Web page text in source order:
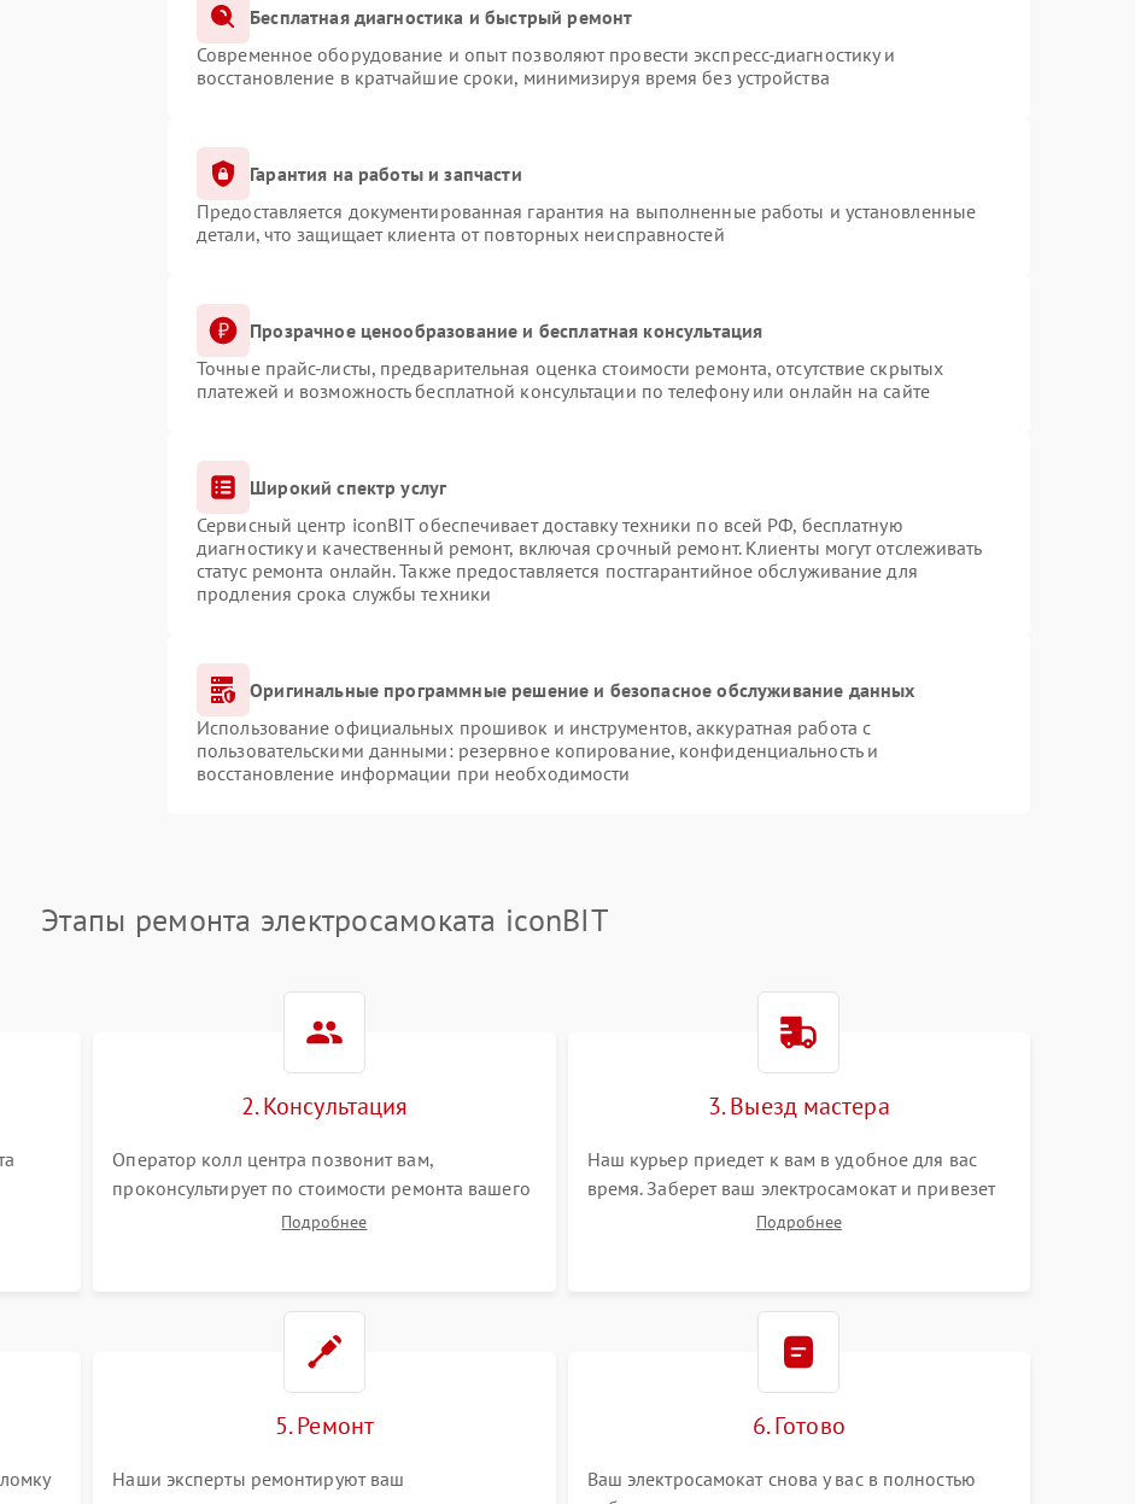
Бесплатная диагностика и быстрый ремонт
Современное оборудование и опыт позволяют провести экспресс-диагностику и
восстановление в кратчайшие сроки, минимизируя время без устройства
Гарантия на работы и запчасти
Предоставляется документированная гарантия на выполненные работы и установленные
детали, что защищает клиента от повторных неисправностей
Прозрачное ценообразование и бесплатная консультация
Точные прайс-листы, предварительная оценка стоимости ремонта, отсутствие скрытых
платежей и возможность бесплатной консультации по телефону или онлайн на сайте
Широкий спектр услуг
Сервисный центр iconBIT обеспечивает доставку техники по всей РФ, бесплатную
диагностику и качественный ремонт, включая срочный ремонт. Клиенты могут отслеживать
статус ремонта онлайн. Также предоставляется постгарантийное обслуживание для
продления срока службы техники
Оригинальные программные решение и безопасное обслуживание данных
Использование официальных прошивок и инструментов, аккуратная работа с
пользовательскими данными: резервное копирование, конфиденциальность и
восстановление информации при необходимости
Этапы ремонта электросамоката iconBIT
2. Консультация
Оператор колл центра позвонит вам,
проконсультирует по стоимости ремонта вашего
электросамоката а также ответит на все ваши
Подробнее
3. Выезд мастера
Наш курьер приедет к вам в удобное для вас
время. Заберет ваш электросамокат и привезет
на склад для диагностики.
Подробнее
5. Ремонт
Наши эксперты ремонтируют ваш
6. Готово
Ваш электросамокат снова у вас в полностью